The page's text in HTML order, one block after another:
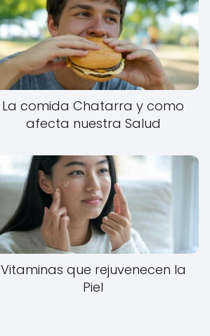
La comida Chatarra y como
afecta nuestra Salud
Vitaminas que rejuvenecen la
Piel